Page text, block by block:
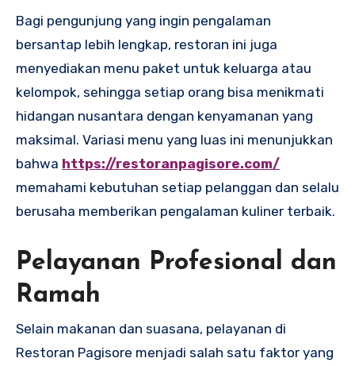
Bagi pengunjung yang ingin pengalaman
bersantap lebih lengkap, restoran ini juga
menyediakan menu paket untuk keluarga atau
kelompok, sehingga setiap orang bisa menikmati
hidangan nusantara dengan kenyamanan yang
maksimal. Variasi menu yang luas ini menunjukkan
bahwa https://restoranpagisore.com/
memahami kebutuhan setiap pelanggan dan selalu
berusaha memberikan pengalaman kuliner terbaik.
Pelayanan Profesional dan
Ramah
Selain makanan dan suasana, pelayanan di
Restoran Pagisore menjadi salah satu faktor yang